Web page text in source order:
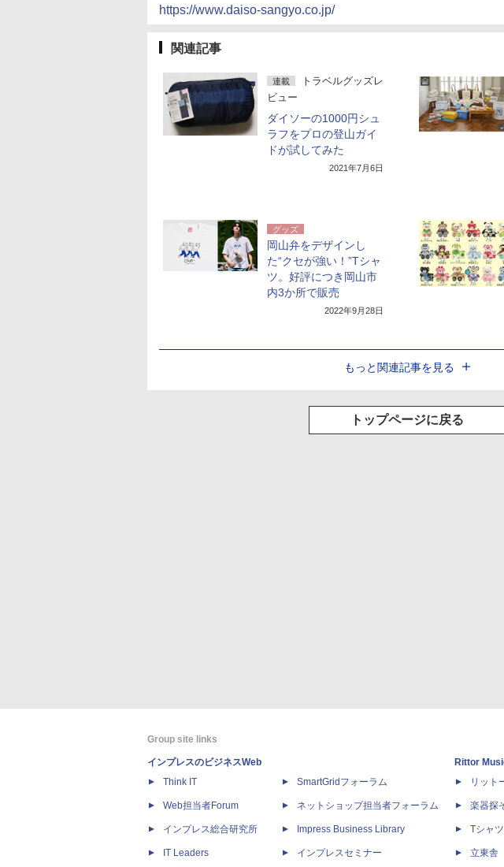
https://www.daiso-sangyo.co.jp/
関連記事
連載
トラベルグッズレ
ビュー
ダイソーの1000円シュ
ラフをプロの登山ガイ
ドが試してみた
2021年7月6日
グッズ
岡山弁をデザインし
た“クセが強い！”Tシャ
ツ。好評につき岡山市
内3か所で販売
2022年9月28日
もっと関連記事を見る
トップページに戻る
Group site links
インプレスのビジネスWeb
Think IT
Web担当者Forum
インプレス総合研究所
IT Leaders
SmartGridフォーラム
ネットショップ担当者フォーラム
Impress Business Library
インプレスセミナー
Rittor
リット
楽器探
Tシャ
立東舎